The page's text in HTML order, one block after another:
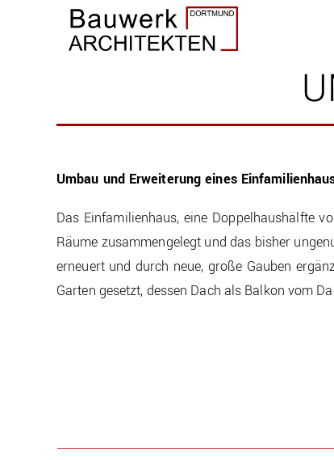
Umbau und Erweiterung eines
Das Einfamilienhaus, eine Doppelhaushälfte
Räume zusammengelegt und das bisher
erneuert und durch neue, große Gauben
Garten gesetzt, dessen Dach als Balkon vom